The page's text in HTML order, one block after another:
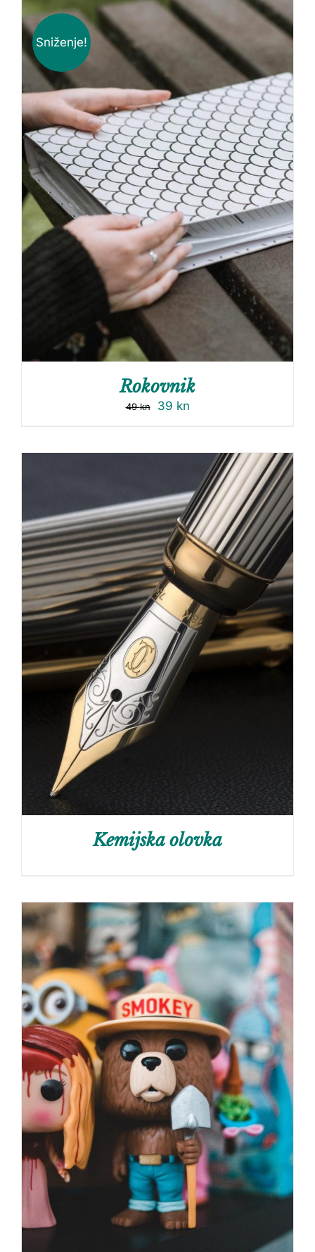
Sniženje!
Rokovnik
49kn 39 kn
Kemijska olovka